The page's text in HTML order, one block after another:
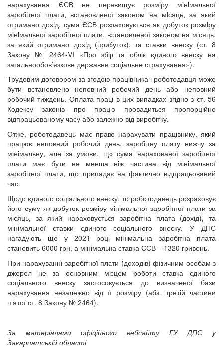
нарахування ЄСВ не перевищує розмiру мiнiмальної
заробiтної плати, встановленої законом на мiсяць, за який
отримано дохiд, сума ЄСВ розраховується як добуток розмiру
мiнiмальної заробiтної плати, встановленої законом на мiсяць,
за який отримано дохiд (прибуток), та ставки внеску (ст. 8
Закону № 2464-VI «Про збір та облік єдиного внеску на
загальнообов’язкове державне соціальне страхування»).
Трудовим договором за згодою працівника і роботодавця може
бути встановлено неповний робочий день або неповний
робочий тиждень. Оплата праці в цих випадках згідно з ст. 56
Кодексу законів про працю провадиться пропорційно
відпрацьованому часу або залежно від виробітку.
Отже, роботодавець має право нарахувати працівнику, який
працює неповний робочий день, заробітну плату нижчу за
мінімальну, але за умови, що сума нарахованої заробітної
плати має бути не менша ніж частина від мінімальної
заробітної плати, що припадає на фактично відпрацьований
час.
Щодо єдиного соціального внеску, то роботодавець розраховує
його суму як добуток розміру мінімальної заробітної плати за
місяць, за який нараховується заробітна плата (дохід), та
мінімальної ставки єдиного соціального внеску. У ДПС
нагадують що у 2021 році мінімальна заробітна плата
становить 6000 грн, а мінімальна ставка ЄСВ – 1320 гривень.
При нарахуванні заробітної плати (доходів) фізичним особам з
джерел не за основним місцем роботи ставка єдиного
соціального внеску застосовується до визначеної бази
нарахування незалежно від її розміру (абз. третій частини
п’ятої ст. 8 Закону № 2464).
За матеріалами офіційного вебсайту ГУ
ДПС у
Закарпатській області